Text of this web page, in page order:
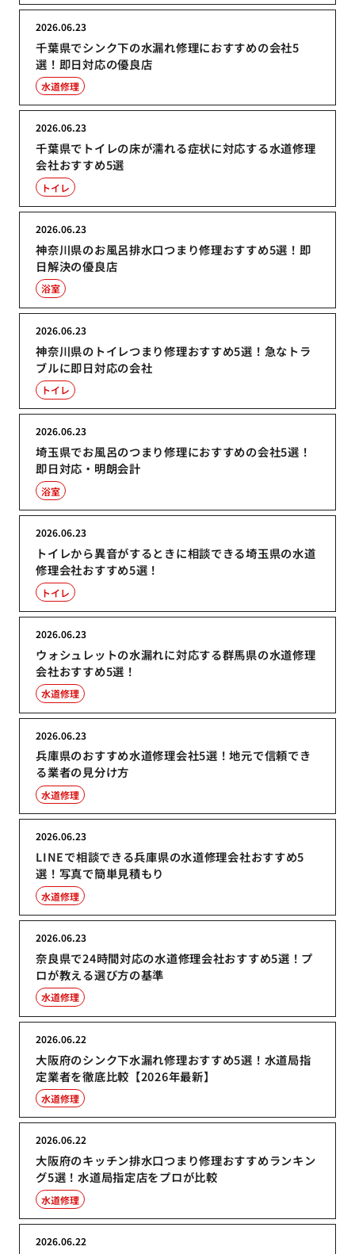
千葉県でシンク下の水漏れ修理におすすめの会社5
選！即日対応の優良店
2026.06.23
水道修理
千葉県でトイレの床が濡れる症状に対応する水道修理
会社おすすめ5選
2026.06.23
トイレ
神奈川県のお風呂排水口つまり修理おすすめ5選！即
日解決の優良店
2026.06.23
浴室
神奈川県のトイレつまり修理おすすめ5選！急なトラ
ブルに即日対応の会社
2026.06.23
トイレ
埼玉県でお風呂のつまり修理におすすめの会社5選！
即日対応・明朗会計
2026.06.23
浴室
トイレから異音がするときに相談できる埼玉県の水道
修理会社おすすめ5選！
2026.06.23
トイレ
ウォシュレットの水漏れに対応する群馬県の水道修理
会社おすすめ5選！
2026.06.23
水道修理
兵庫県のおすすめ水道修理会社5選！地元で信頼でき
る業者の見分け方
2026.06.23
水道修理
LINEで相談できる兵庫県の水道修理会社おすすめ5
選！写真で簡単見積もり
2026.06.23
水道修理
奈良県で24時間対応の水道修理会社おすすめ5選！プ
ロが教える選び方の基準
2026.06.23
水道修理
大阪府のシンク下水漏れ修理おすすめ5選！水道局指
定業者を徹底比較【2026年最新】
2026.06.22
水道修理
大阪府のキッチン排水口つまり修理おすすめランキン
グ5選！水道局指定店をプロが比較
2026.06.22
水道修理
2026.06.22